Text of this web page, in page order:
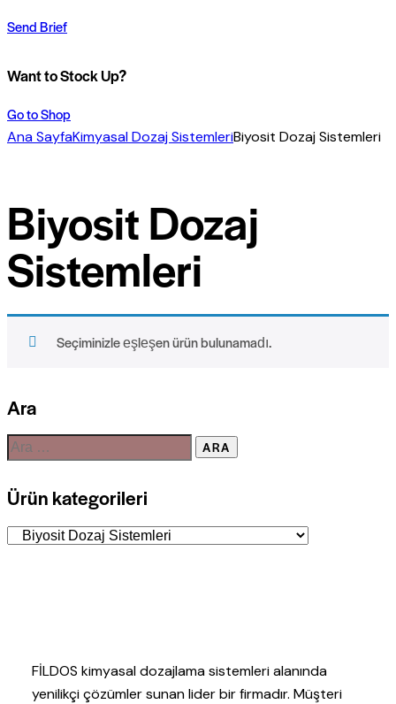
Send Brief
Want to Stock Up?
Go to Shop
Ana SayfaKimyasal Dozaj SistemleriBiyosit Dozaj Sistemleri
Biyosit Dozaj
Sistemleri
Seçiminizle eşleşen ürün bulunamadı.
Ara
Ürün kategorileri
FİLDOS kimyasal dozajlama sistemleri alanında
yenilikçi çözümler sunan lider bir firmadır. Müşteri